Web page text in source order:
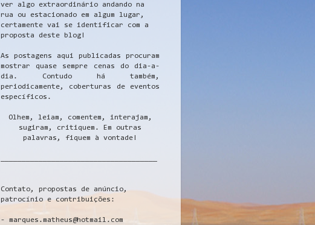
ver algo extraordinário andando na
rua ou estacionado em algum lugar,
certamente vai se identificar com a
proposta deste blog!
As postagens aqui publicadas procuram
mostrar quase sempre cenas do dia-a-
dia. Contudo há também,
periodicamente, coberturas de eventos
específicos.
Olhem, leiam, comentem, interajam,
sugiram, critiquem. Em outras
palavras, fiquem à vontade!
Contato, propostas de anúncio,
patrocínio e contribuições:
- marques.matheus@hotmail.com